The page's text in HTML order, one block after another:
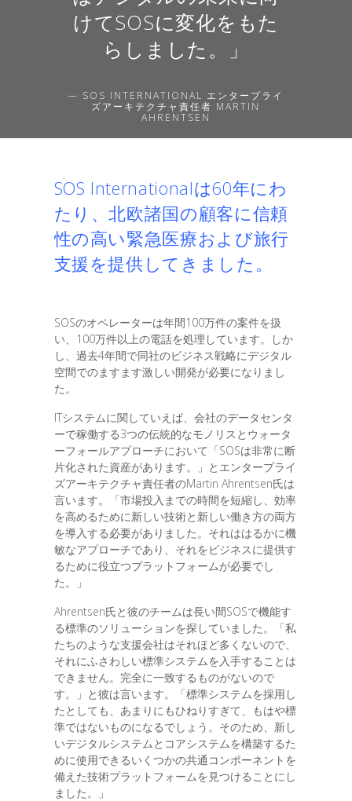
けてSOSに変化をもた
らしました。」
— SOS INTERNATIONAL エンタープライ
ズアーキテクチャ責任者 MARTIN
AHRENTSEN
SOS Internationalは60年にわ
たり、北欧諸国の顧客に信頼
性の高い緊急医療および旅行
支援を提供してきました。
SOSのオペレーターは年間100万件の案件を扱
い、100万件以上の電話を処理しています。しか
し、過去4年間で同社のビジネス戦略にデジタル
空間でのますます激しい開発が必要になりまし
た。
ITシステムに関していえば、会社のデータセンタ
ーで稼働する3つの伝統的なモノリスとウォータ
ーフォールアプローチにおいて「SOSは非常に断
片化された資産があります。」とエンタープライ
ズアーキテクチャ責任者のMartin Ahrentsen氏は
言います。「市場投入までの時間を短縮し、効率
を高めるために新しい技術と新しい働き方の両方
を導入する必要がありました。それははるかに機
敏なアプローチであり、それをビジネスに提供す
るために役立つプラットフォームが必要でし
た。」
Ahrentsen氏と彼のチームは長い間SOSで機能す
る標準のソリューションを探していました。「私
たちのような支援会社はそれほど多くないので、
それにふさわしい標準システムを入手することは
できません。完全に一致するものがないので
す。」と彼は言います。「標準システムを採用し
たとしても、あまりにもひねりすぎて、もはや標
準ではないものになるでしょう。そのため、新し
いデジタルシステムとコアシステムを構築するた
めに使用できるいくつかの共通コンポーネントを
備えた技術プラットフォームを見つけることにし
ました。」